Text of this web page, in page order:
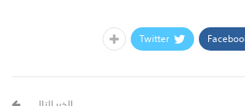
Twitter